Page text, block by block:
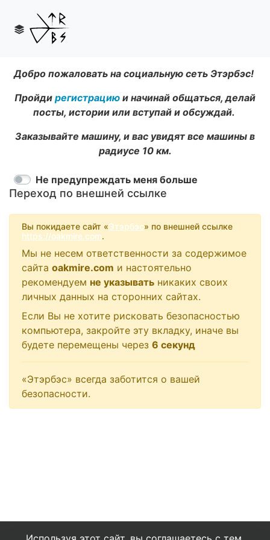
Добро пожаловать на социальную сеть Этэрбэс!
Пройди регистрацию и начинай общаться, делай
посты, истории или вступай и обсуждай.
Заказывайте машину, и вас увидят все машины в
радиусе 10 км.
Переход по внешней ссылке
Не предупреждать меня больше
Вы покидаете сайт «Этэрбэс» по внешней ссылке
https://oakmire.com.
Мы не несем ответственности за содержимое
сайта oakmire.com и настоятельно
рекомендуем не указывать никаких своих
личных данных на сторонних сайтах.
Если Вы не хотите рисковать безопасностью
компьютера, закройте эту вкладку, иначе вы
будете перемещены через 6 секунд
«Этэрбэс» всегда заботится о вашей
безопасности.